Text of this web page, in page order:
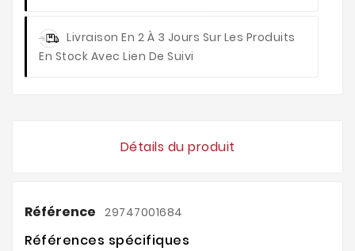
Livraison En 2 À 3 Jours Sur Les Produits
En Stock Avec Lien De Suivi
Détails du produit
Référence 29747001684
Références spécifiques